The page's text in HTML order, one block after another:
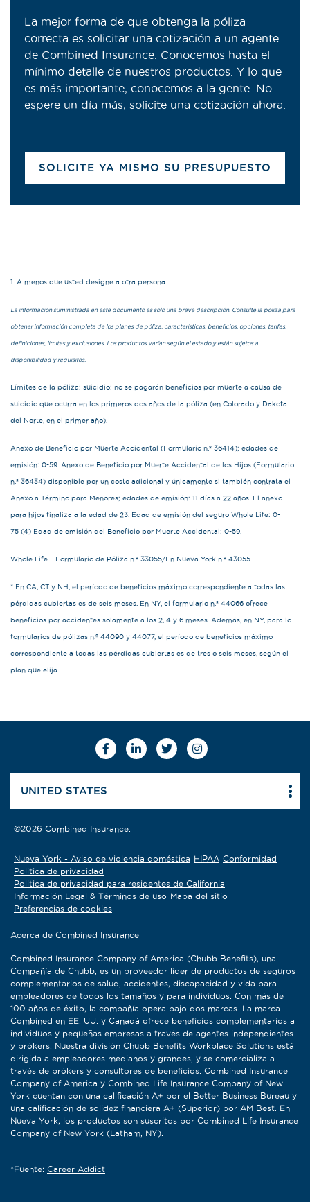
La mejor forma de que obtenga la póliza
correcta es solicitar una cotización a un agente
de Combined Insurance. Conocemos hasta el
mínimo detalle de nuestros productos. Y lo que
es más importante, conocemos a la gente. No
espere un día más, solicite una cotización ahora.
SOLICITE YA MISMO SU PRESUPUESTO
1. A menos que usted designe a otra persona.
La información suministrada en este documento es solo una breve descripción. Consulte la póliza para
obtener información completa de los planes de póliza, características, beneficios, opciones, tarifas,
definiciones, límites y exclusiones. Los productos varían según el estado y están sujetos a
disponibilidad y requisitos.
Límites de la póliza: suicidio: no se pagarán beneficios por muerte a causa de
suicidio que ocurra en los primeros dos años de la póliza (en Colorado y Dakota
del Norte, en el primer año).
Anexo de Beneficio por Muerte Accidental (Formulario n.º 36414); edades de
emisión: 0-59. Anexo de Beneficio por Muerte Accidental de los Hijos (Formulario
n.º 36434) disponible por un costo adicional y únicamente si también contrata el
Anexo a Término para Menores; edades de emisión: 11 días a 22 años. El anexo
para hijos finaliza a la edad de 23. Edad de emisión del seguro Whole Life: 0-
75 (4) Edad de emisión del Beneficio por Muerte Accidental: 0-59.
Whole Life – Formulario de Póliza n.º 33055/En Nueva York n.º 43055.
* En CA, CT y NH, el período de beneficios máximo correspondiente a todas las
pérdidas cubiertas es de seis meses. En NY, el formulario n.º 44066 ofrece
beneficios por accidentes solamente a los 2, 4 y 6 meses. Además, en NY, para lo
formularios de pólizas n.º 44090 y 44077, el período de beneficios máximo
correspondiente a todas las pérdidas cubiertas es de tres o seis meses, según el
plan que elija.
FacebookLinkedinTwitterInstagram
UNITED STATES
©2026 Combined Insurance.
Nueva York - Aviso de violencia doméstica HIPAA Conformidad
Politica de privacidad
Politica de privacidad para residentes de California
Información Legal & Términos de uso Mapa del sitio
Preferencias de cookies
Acerca de Combined Insurance
Combined Insurance Company of America (Chubb Benefits), una
Compañía de Chubb, es un proveedor líder de productos de seguros
complementarios de salud, accidentes, discapacidad y vida para
empleadores de todos los tamaños y para individuos. Con más de
100 años de éxito, la compañía opera bajo dos marcas. La marca
Combined en EE. UU. y Canadá ofrece beneficios complementarios a
individuos y pequeñas empresas a través de agentes independientes
y brókers. Nuestra división Chubb Benefits Workplace Solutions está
dirigida a empleadores medianos y grandes, y se comercializa a
través de brókers y consultores de beneficios. Combined Insurance
Company of America y Combined Life Insurance Company of New
York cuentan con una calificación A+ por el Better Business Bureau y
una calificación de solidez financiera A+ (Superior) por AM Best. En
Nueva York, los productos son suscritos por Combined Life Insurance
Company of New York (Latham, NY).
*Fuente: Career Addict